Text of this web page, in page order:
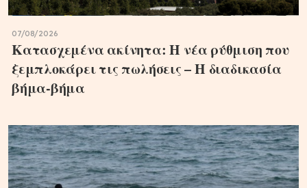
07/08/2026
Κατασχεμένα ακίνητα: Η νέα ρύθμιση που
ξεμπλοκάρει τις πωλήσεις – Η διαδικασία
βήμα-βήμα